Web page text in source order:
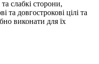
слабкі сторони,
та довгострокові цілі та
виконати для їх